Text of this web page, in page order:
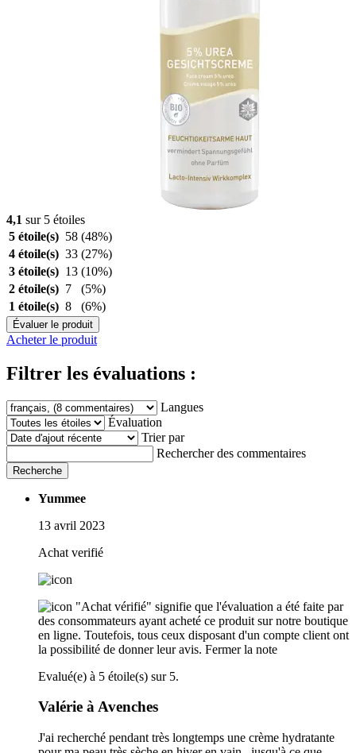
4,1 sur 5 étoiles
5 étoile(s) 58 (48%)
4 étoile(s) 33 (27%)
3 étoile(s) 13 (10%)
2 étoile(s) 7
(5%)
1 étoile(s) 8 (6%)
Évaluer le produit
Acheter le produit
Filtrer les évaluations :
Langues
Évaluation
Trier par
Rechercher des commentaires
Recherche
Yummee
13 avril 2023
Achat verifié
"Achat vérifié" signifie que l'évaluation a été faite par
des consommateurs ayant acheté ce produit sur notre boutique
en ligne. Toutefois, tous ceux disposant d'un compte client ont
la possibilité de donner leur avis. Fermer la note
Evalué(e) à 5 étoile(s) sur 5.
Valérie à Avenches
J'ai recherché pendant très longtemps une crème hydratante